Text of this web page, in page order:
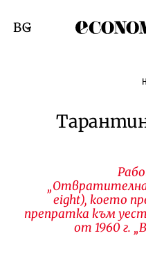
Смяна на език
eight), което
препратка към
от 1960 г.